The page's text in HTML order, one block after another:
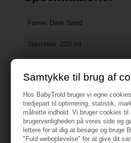
Samtykke til brug af
Hos BabyTrold bruger vi egne
tredjepart til optimering, statistik,
målrette indhold. Vi bruger cookies til
brugervenligheden på vores side og
lettere for at dig at besøge og bruge
"Fuld weboplevelse" for at give dit
Farve: Dark Sand
Størrelse: 220 ml
100% fri for BPA
Produktmål: 13 x 8 x 12,5 cm